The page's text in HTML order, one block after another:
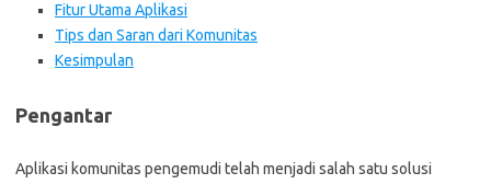
Fitur Utama Aplikasi
Tips dan Saran dari Komunitas
Kesimpulan
Pengantar
Aplikasi komunitas pengemudi telah menjadi salah satu solusi